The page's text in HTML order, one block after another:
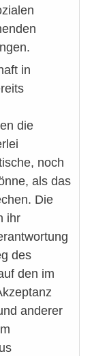
in
die
noch
als das
Die
ihr
des
den im
anderer